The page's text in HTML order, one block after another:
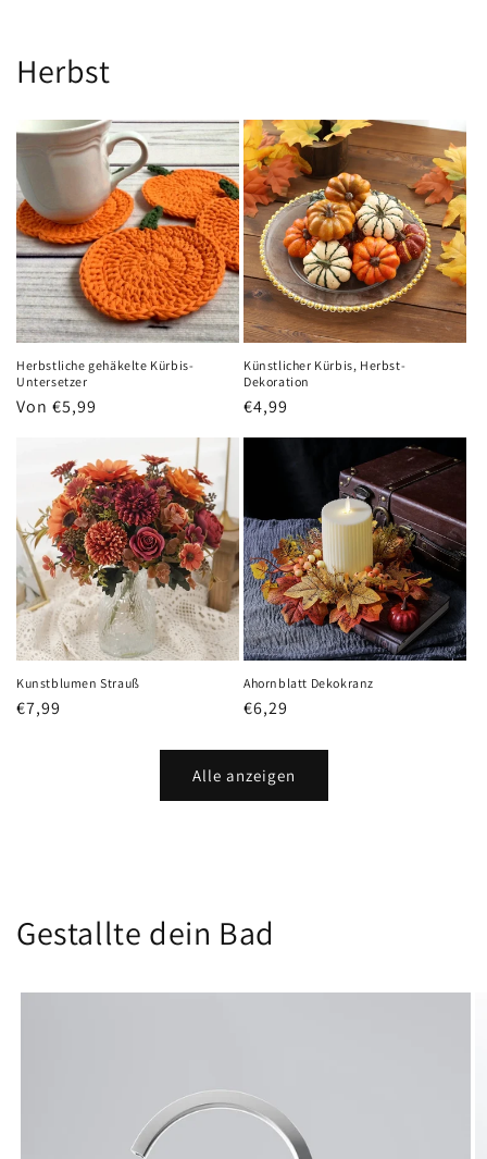
Herbst
Herbstliche gehäkelte Kürbis-
Untersetzer
Normaler
Von €5,99
Künstlicher Kürbis, Herbst-
Dekoration
Normaler
€4,99
Kunstblumen Strauß
Normaler
€7,99
Ahornblatt Dekokranz
Normaler
€6,29
Alle anzeigen
Gestallte dein Bad